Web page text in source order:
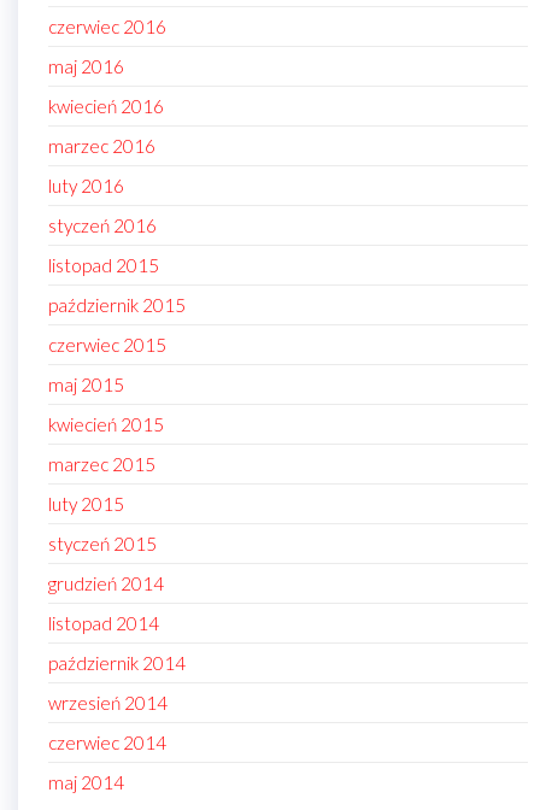
czerwiec 2016
maj 2016
kwiecień 2016
marzec 2016
luty 2016
styczeń 2016
listopad 2015
październik 2015
czerwiec 2015
maj 2015
kwiecień 2015
marzec 2015
luty 2015
styczeń 2015
grudzień 2014
listopad 2014
październik 2014
wrzesień 2014
czerwiec 2014
maj 2014